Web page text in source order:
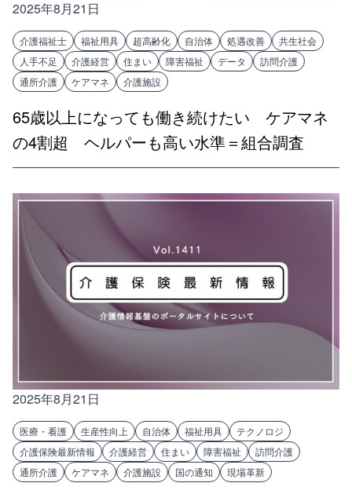
2025年8月21日
介護福祉士 福祉用具 超高齢化 自治体 処遇改善
共生社会
人手不足
介護経営 住まい 障害福祉 データ
訪問介護
通所介護
ケアマネ 介護施設
65歳以上になっても働き続けたい ケアマネ
の4割超 ヘルパーも高い水準＝組合調査
2025年8月21日
医療・看護 生産性向上 自治体 福祉用具
テクノロジ
介護保険最新情報
介護経営 住まい 障害福祉
訪問介護
通所介護
ケアマネ 介護施設 国の通知 現場革新